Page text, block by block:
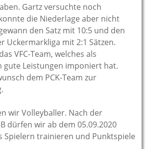
Gartz versuchte noch
die Niederlage aber nicht
den Satz mit 10:5 und den
Uckermarkliga mit 2:1 Sätzen.
VFC-Team, welches als
gute Leistungen imponiert hat.
dem PCK-Team zur
wir Volleyballer. Nach der
dürfen wir ab dem 05.09.2020
Spielern trainieren und Punktspiele